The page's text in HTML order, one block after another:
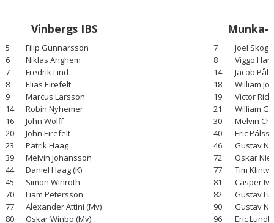
Vinbergs IBS Munka-
5 Filip Gunnarsson 7
Joel Skog
6
Niklas Anghem 8
Viggo
7
Fredrik Lind 14
Jacob
8
Elias Eirefelt 18
William
9
Marcus Larsson 19
Victor
14
Robin Nyhemer 21
William
16
John Wolff 30
Melvin
20
John Eirefelt 40
Eric
23
Patrik Haag 46
Gustav
39
Melvin Johansson 72
Oskar
44
Daniel Haag (K) 77
Tim
45
Simon Winroth 81
Casper
70
Liam Petersson 82
Gustav
77
Alexander Attini (Mv) 90
Gustav
80
Oskar Winbo (Mv) 96
Eric